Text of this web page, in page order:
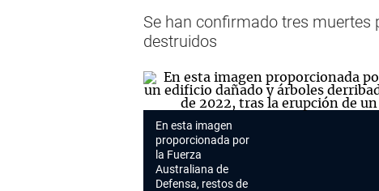
Se han confirmado tres muertes
destruidos
En esta imagen
proporcionada por
la Fuerza
Australiana de
Defensa, restos de